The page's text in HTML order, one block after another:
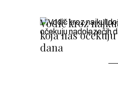
Vodič kroz
koja nas
dana